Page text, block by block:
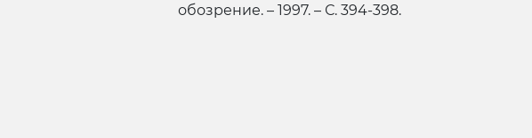
обозрение. – 1997. – С. 394-398.